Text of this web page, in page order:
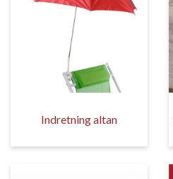
Indretning altan